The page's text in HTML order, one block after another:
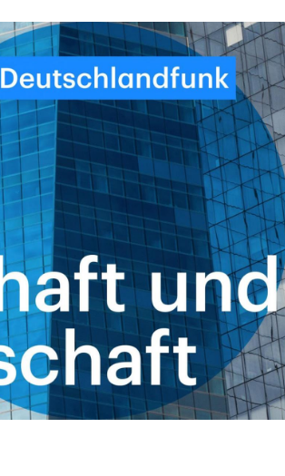
auf Israel hat in der
Region wieder die
Gewalt entfacht. Israel
möchte die Hamas
zerstören. Diese wird wie
die Hisbollah im Libanon
vom Iran unterstützt.
von einem
Religionsführer
regierter Staat im
Osten. Eine
zu Israel und zu
ist fest in der
Staatsideologie
verankert.